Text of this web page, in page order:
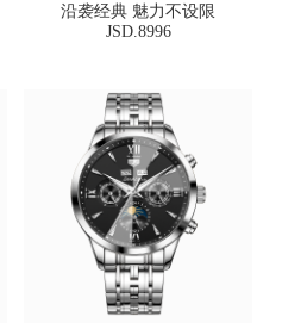
沿袭经典 魅力不设限
JSD.8996